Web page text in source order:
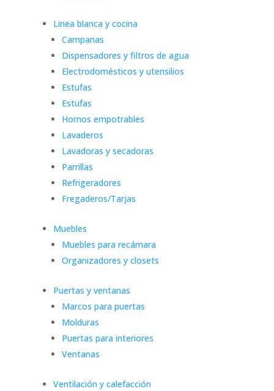
Linea blanca y cocina
Campanas
Dispensadores y filtros de agua
Electrodomésticos y utensilios
Estufas
Estufas
Hornos empotrables
Lavaderos
Lavadoras y secadoras
Parrillas
Refrigeradores
Fregaderos/Tarjas
Muebles
Muebles para recámara
Organizadores y closets
Puertas y ventanas
Marcos para puertas
Molduras
Puertas para interiores
Ventanas
Ventilación y calefacción